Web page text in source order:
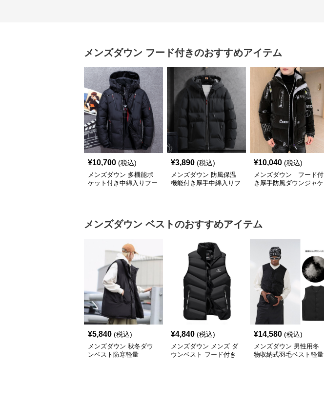
メンズダウン フード付きのおすすめアイテム
¥10,700 (税込)
メンズダウン 多機能ポ
ケット付き中綿入りフー
¥3,890 (税込)
メンズダウン 防風保温
機能付き厚手中綿入りフ
¥10,040 (税込)
メンズダウン フード付
き厚手防風ダウンジャケ
メンズダウン ベストのおすすめアイテム
¥5,840 (税込)
メンズダウン 秋冬ダウ
ンベスト防寒軽量
¥4,840 (税込)
メンズダウン メンズ ダ
ウンベスト フード付き
¥14,580 (税込)
メンズダウン 男性用冬
物収納式羽毛ベスト軽量